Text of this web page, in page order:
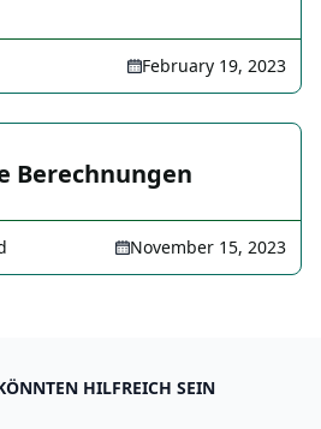
February 19, 2023
Berechnungen
November 15, 2023
HILFREICH SEIN